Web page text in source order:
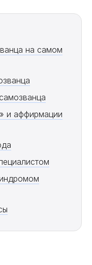
на самом
и аффирмации